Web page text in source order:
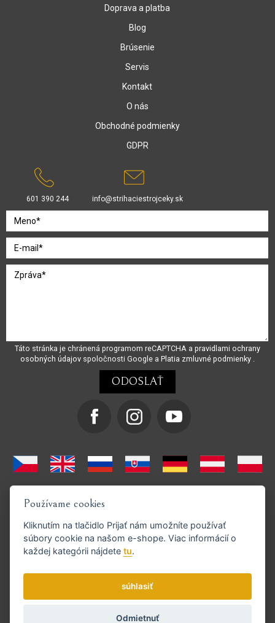
Doprava a platba
Blog
Brúsenie
Servis
Kontakt
O nás
Obchodné podmienky
GDPR
601 390 244 info@strihaciestrojceky.sk
Táto stránka je chránená programom reCAPTCHA a pravidlami ochrany
osobných údajov spoločnosti Google a Platia zmluvné podmienky .
Podporujeme platby GoPay
Používame cookies
Kliknutím na tlačidlo Prijať nám umožníte používať
súbory cookie na našom e-shope. Viac informácií o
každej kategórii nájdetetu.
súhlasiť
Odmietnuť